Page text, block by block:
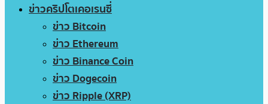
ข่าวคริปโตเคอเรนซี่
ข่าว Bitcoin
ข่าว Ethereum
ข่าว Binance Coin
ข่าว Dogecoin
ข่าว Ripple (XRP)